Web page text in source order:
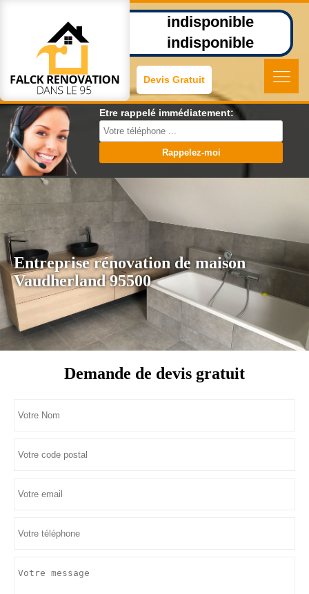
indisponible
indisponible
Devis Gratuit
Etre rappelé immédiatement:
Entreprise rénovation de maison
Vaudherland 95500
Demande de devis gratuit